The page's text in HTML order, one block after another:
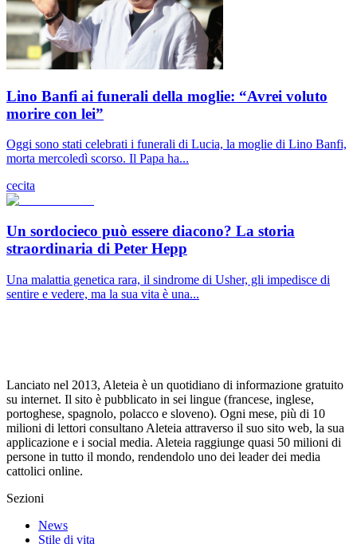
Lino Banfi ai funerali della moglie: “Avrei voluto
morire con lei”
Oggi sono stati celebrati i funerali di Lucia, la moglie di Lino Banfi,
morta mercoledì scorso. Il Papa ha...
cecita
Un sordocieco può essere diacono? La storia
straordinaria di Peter Hepp
Una malattia genetica rara, il sindrome di Usher, gli impedisce di
sentire e vedere, ma la sua vita è una...
Lanciato nel 2013, Aleteia è un quotidiano di informazione gratuito
su internet. Il sito è pubblicato in sei lingue (francese, inglese,
portoghese, spagnolo, polacco e sloveno). Ogni mese, più di 10
milioni di lettori consultano Aleteia attraverso il suo sito web, la sua
applicazione e i social media. Aleteia raggiunge quasi 50 milioni di
persone in tutto il mondo, rendendolo uno dei leader dei media
cattolici online.
Sezioni
News
Stile di vita